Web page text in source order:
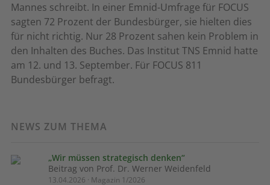
Mannes schreibt. In einer Emnid-Umfrage für FOCUS
sagten 72 Prozent der Bundesbürger, sie hielten dies
für nicht richtig. Nur 28 Prozent sahen kein Problem in
den Inhalten des Buches. Das Institut TNS Emnid hatte
am 12. und 13. September. Für FOCUS 811
Bundesbürger befragt.
NEWS ZUM THEMA
„Wir müssen strategisch denken“
Beitrag von Prof. Dr. Werner Weidenfeld
13.04.2026 · Magazin 1/2026